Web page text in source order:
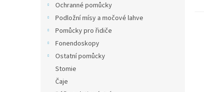
Ochranné pomůcky
Podložní mísy a močové lahve
Pomůcky pro řidiče
Fonendoskopy
Ostatní pomůcky
Stomie
Čaje